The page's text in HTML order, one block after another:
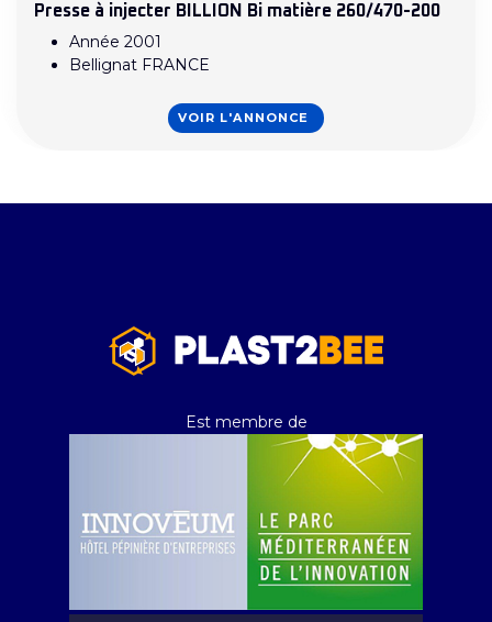
Presse à injecter BILLION Bi matière 260/470-200
Année 2001
Bellignat FRANCE
VOIR L'ANNONCE
Est membre de